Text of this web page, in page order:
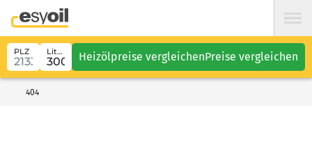
PLZ Liter Heizölpreise vergleichenPreise vergleichen
404